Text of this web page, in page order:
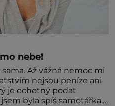
nebe!
Až vážná nemoc mi
nejsou peníze ani
je ochotný podat
byla spíš samotářka.